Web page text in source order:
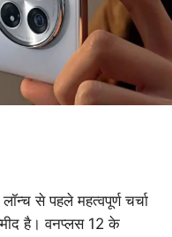
से पहले महत्वपूर्ण चर्चा
है। वनप्लस 12 के